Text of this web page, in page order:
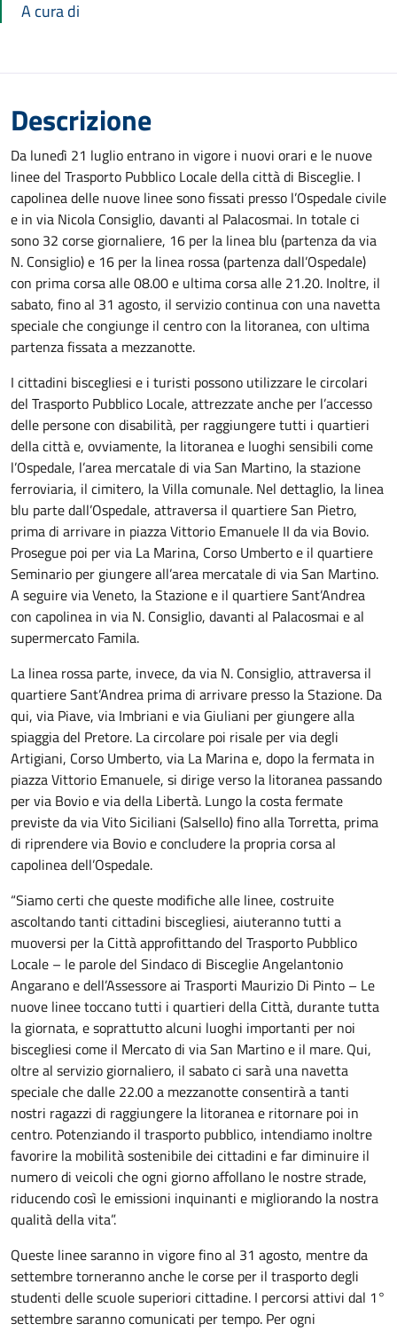
A cura di
Descrizione
Da lunedì 21 luglio entrano in vigore i nuovi orari e le nuove
linee del Trasporto Pubblico Locale della città di Bisceglie. I
capolinea delle nuove linee sono fissati presso l’Ospedale civile
e in via Nicola Consiglio, davanti al Palacosmai. In totale ci
sono 32 corse giornaliere, 16 per la linea blu (partenza da via
N. Consiglio) e 16 per la linea rossa (partenza dall’Ospedale)
con prima corsa alle 08.00 e ultima corsa alle 21.20. Inoltre, il
sabato, fino al 31 agosto, il servizio continua con una navetta
speciale che congiunge il centro con la litoranea, con ultima
partenza fissata a mezzanotte.
I cittadini biscegliesi e i turisti possono utilizzare le circolari
del Trasporto Pubblico Locale, attrezzate anche per l’accesso
delle persone con disabilità, per raggiungere tutti i quartieri
della città e, ovviamente, la litoranea e luoghi sensibili come
l’Ospedale, l’area mercatale di via San Martino, la stazione
ferroviaria, il cimitero, la Villa comunale. Nel dettaglio, la linea
blu parte dall’Ospedale, attraversa il quartiere San Pietro,
prima di arrivare in piazza Vittorio Emanuele II da via Bovio.
Prosegue poi per via La Marina, Corso Umberto e il quartiere
Seminario per giungere all’area mercatale di via San Martino.
A seguire via Veneto, la Stazione e il quartiere Sant’Andrea
con capolinea in via N. Consiglio, davanti al Palacosmai e al
supermercato Famila.
La linea rossa parte, invece, da via N. Consiglio, attraversa il
quartiere Sant’Andrea prima di arrivare presso la Stazione. Da
qui, via Piave, via Imbriani e via Giuliani per giungere alla
spiaggia del Pretore. La circolare poi risale per via degli
Artigiani, Corso Umberto, via La Marina e, dopo la fermata in
piazza Vittorio Emanuele, si dirige verso la litoranea passando
per via Bovio e via della Libertà. Lungo la costa fermate
previste da via Vito Siciliani (Salsello) fino alla Torretta, prima
di riprendere via Bovio e concludere la propria corsa al
capolinea dell’Ospedale.
“Siamo certi che queste modifiche alle linee, costruite
ascoltando tanti cittadini biscegliesi, aiuteranno tutti a
muoversi per la Città approfittando del Trasporto Pubblico
Locale – le parole del Sindaco di Bisceglie Angelantonio
Angarano e dell’Assessore ai Trasporti Maurizio Di Pinto – Le
nuove linee toccano tutti i quartieri della Città, durante tutta
la giornata, e soprattutto alcuni luoghi importanti per noi
biscegliesi come il Mercato di via San Martino e il mare. Qui,
oltre al servizio giornaliero, il sabato ci sarà una navetta
speciale che dalle 22.00 a mezzanotte consentirà a tanti
nostri ragazzi di raggiungere la litoranea e ritornare poi in
centro. Potenziando il trasporto pubblico, intendiamo inoltre
favorire la mobilità sostenibile dei cittadini e far diminuire il
numero di veicoli che ogni giorno affollano le nostre strade,
riducendo così le emissioni inquinanti e migliorando la nostra
qualità della vita”.
Queste linee saranno in vigore fino al 31 agosto, mentre da
settembre torneranno anche le corse per il trasporto degli
studenti delle scuole superiori cittadine. I percorsi attivi dal 1°
settembre saranno comunicati per tempo. Per ogni